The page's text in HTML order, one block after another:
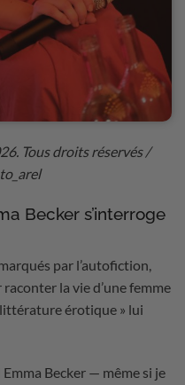
Tous droits réservés /
Becker s’interroge
par l’autofiction,
la vie d’une femme
littérature érotique » lui
Becker — même si je